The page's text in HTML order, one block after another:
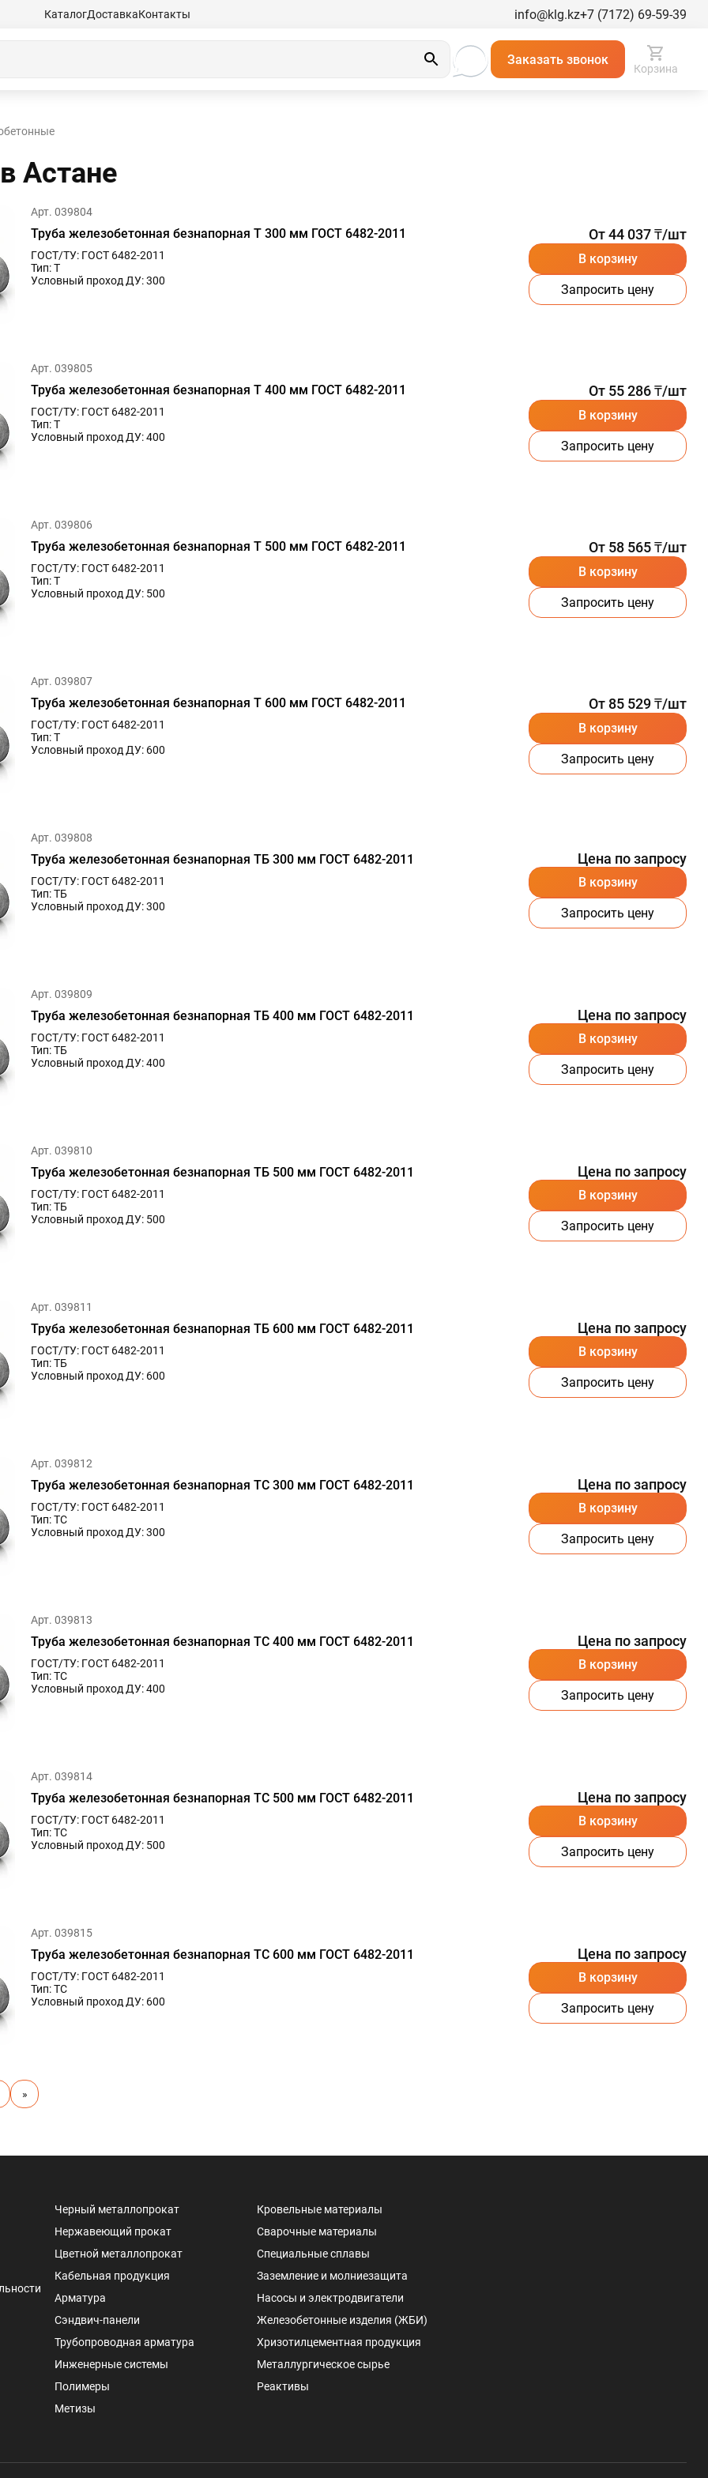
КаталогДоставкаКонтакты info@klg.kz+7 (7172) 69-59-39
Заказать звонок
Корзина
Астанe
Арт. 039804
Труба железобетонная безнапорная Т 300 мм ГОСТ 6482-2011
ГОСТ/ТУ: ГОСТ 6482-2011
Тип: Т
Условный проход ДУ: 300
От 44 037 ₸/шт
В корзину
Запросить цену
Арт. 039805
Труба железобетонная безнапорная Т 400 мм ГОСТ 6482-2011
ГОСТ/ТУ: ГОСТ 6482-2011
Тип: Т
Условный проход ДУ: 400
От 55 286 ₸/шт
В корзину
Запросить цену
Арт. 039806
Труба железобетонная безнапорная Т 500 мм ГОСТ 6482-2011
ГОСТ/ТУ: ГОСТ 6482-2011
Тип: Т
Условный проход ДУ: 500
От 58 565 ₸/шт
В корзину
Запросить цену
Арт. 039807
Труба железобетонная безнапорная Т 600 мм ГОСТ 6482-2011
ГОСТ/ТУ: ГОСТ 6482-2011
Тип: Т
Условный проход ДУ: 600
От 85 529 ₸/шт
В корзину
Запросить цену
Арт. 039808
Труба железобетонная безнапорная ТБ 300 мм ГОСТ 6482-2011
ГОСТ/ТУ: ГОСТ 6482-2011
Тип: ТБ
Условный проход ДУ: 300
Цена по запросу
В корзину
Запросить цену
Арт. 039809
Труба железобетонная безнапорная ТБ 400 мм ГОСТ 6482-2011
ГОСТ/ТУ: ГОСТ 6482-2011
Тип: ТБ
Условный проход ДУ: 400
Цена по запросу
В корзину
Запросить цену
Арт. 039810
Труба железобетонная безнапорная ТБ 500 мм ГОСТ 6482-2011
ГОСТ/ТУ: ГОСТ 6482-2011
Тип: ТБ
Условный проход ДУ: 500
Цена по запросу
В корзину
Запросить цену
Арт. 039811
Труба железобетонная безнапорная ТБ 600 мм ГОСТ 6482-2011
ГОСТ/ТУ: ГОСТ 6482-2011
Тип: ТБ
Условный проход ДУ: 600
Цена по запросу
В корзину
Запросить цену
Арт. 039812
Труба железобетонная безнапорная ТС 300 мм ГОСТ 6482-2011
ГОСТ/ТУ: ГОСТ 6482-2011
Тип: ТС
Условный проход ДУ: 300
Цена по запросу
В корзину
Запросить цену
Арт. 039813
Труба железобетонная безнапорная ТС 400 мм ГОСТ 6482-2011
ГОСТ/ТУ: ГОСТ 6482-2011
Тип: ТС
Условный проход ДУ: 400
Цена по запросу
В корзину
Запросить цену
Арт. 039814
Труба железобетонная безнапорная ТС 500 мм ГОСТ 6482-2011
ГОСТ/ТУ: ГОСТ 6482-2011
Тип: ТС
Условный проход ДУ: 500
Цена по запросу
В корзину
Запросить цену
Арт. 039815
Труба железобетонная безнапорная ТС 600 мм ГОСТ 6482-2011
ГОСТ/ТУ: ГОСТ 6482-2011
Тип: ТС
Условный проход ДУ: 600
Цена по запросу
В корзину
Запросить цену
»
Черный металлопрокат
Нержавеющий прокат
Цветной металлопрокат
Кабельная продукция
Арматура
Сэндвич-панели
Трубопроводная арматура
Инженерные системы
Полимеры
Метизы
Кровельные материалы
Сварочные материалы
Специальные сплавы
Заземление и молниезащита
Насосы и электродвигатели
Железобетонные изделия (ЖБИ)
Хризотилцементная продукция
Металлургическое сырье
Реактивы